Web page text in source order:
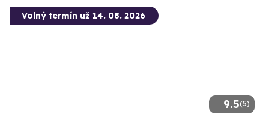
9.5(5)
Volný termín už 14. 08. 2026